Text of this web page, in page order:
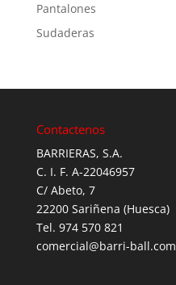
Pantalones
Sudaderas
Contactenos
BARRIERAS, S.A.
C. I. F. A-22046957
C/ Abeto, 7
22200 Sariñena (Huesca)
Tel. 974 570 821
comercial@barri-ball.com